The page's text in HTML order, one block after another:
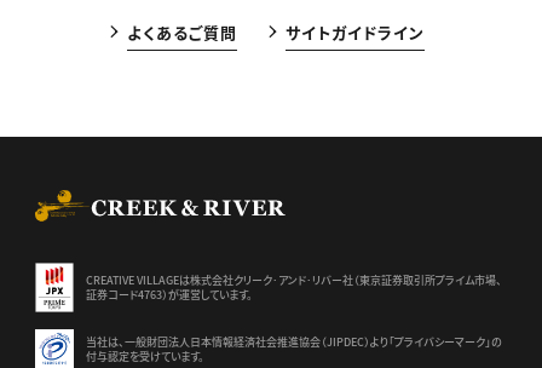
よくあるご質問 サイトガイドライン
CREATIVE VILLAGEは株式会社クリーク･アンド･リバー社（東京証券取引所プライム市場、
証券コード4763）が運営しています。
当社は、一般財団法人日本情報経済社会推進協会（JIPDEC）より 「プライバシーマーク」の
付与認定を受けています。